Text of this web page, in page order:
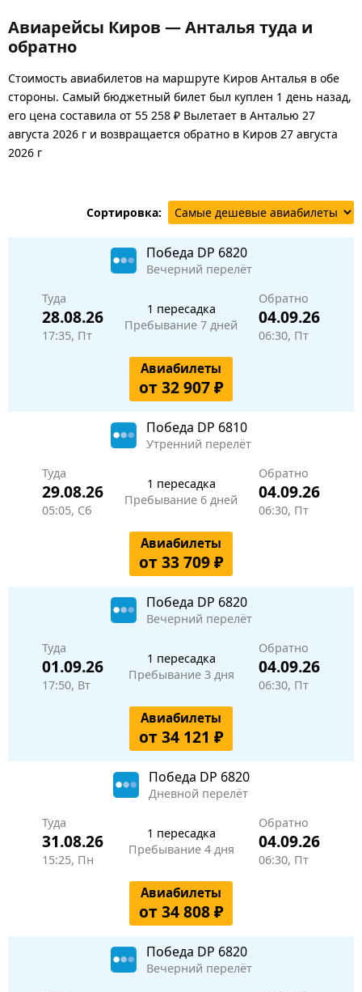
Авиарейсы Киров — Анталья туда и
обратно
Стоимость авиабилетов на маршруте Киров Анталья в обе
стороны. Самый бюджетный билет был куплен 1 день назад,
его цена составила от 55 258 ₽ Вылетает в Анталью 27
августа 2026 г и возвращается обратно в Киров 27 августа
2026 г
Сортировка:
Победа DP 6820
Вечерний перелёт
Туда
28.08.26
17:35, Пт
1 пересадка
Пребывание 7 дней
Обратно
04.09.26
06:30, Пт
Авиабилеты
от 32 907 ₽
Победа DP 6810
Утренний перелёт
Туда
29.08.26
05:05, Сб
1 пересадка
Пребывание 6 дней
Обратно
04.09.26
06:30, Пт
Авиабилеты
от 33 709 ₽
Победа DP 6820
Вечерний перелёт
Туда
01.09.26
17:50, Вт
1 пересадка
Пребывание 3 дня
Обратно
04.09.26
06:30, Пт
Авиабилеты
от 34 121 ₽
Победа DP 6820
Дневной перелёт
Туда
31.08.26
15:25, Пн
1 пересадка
Пребывание 4 дня
Обратно
04.09.26
06:30, Пт
Авиабилеты
от 34 808 ₽
Победа DP 6820
Вечерний перелёт